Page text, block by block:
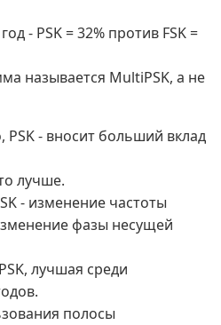
- PSK = 32% против FSK =
называется MultiPSK, а не
- вносит больший вклад
лучше.
- изменение частоты
фазы несущей
лучшая среди
полосы